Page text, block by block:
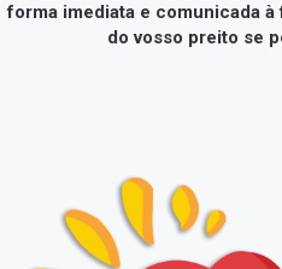
forma imediata e comunicada
do vosso preito se